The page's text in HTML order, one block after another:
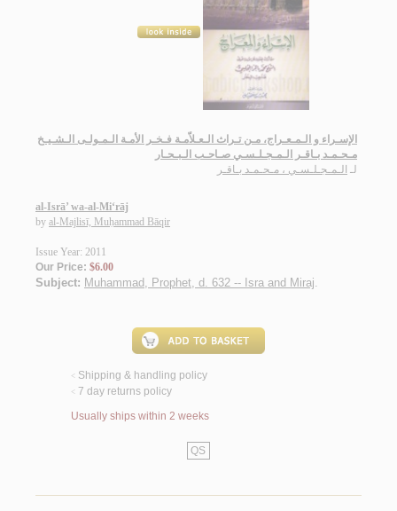
الإسـراء و الـمـعـراج، مـن تـراث الـعـلاّمـة فـخـر الأمـة الـمـولـى الـشـيـخ
مـحـمـد بـاقـر الـمـجـلـسـي صـاحـب الـبـحـار
لـ الـمـجـلـسـي ، مـحـمـد بـاقـر
al-Isrā’ wa-al-Mi‘rāj
by al-Majlisī, Muḥammad Bāqir
Issue Year: 2011
Our Price: $6.00
Subject: Muhammad, Prophet, d. 632 -- Isra and Miraj.
< Shipping & handling policy
< 7 day returns policy
Usually ships within 2 weeks
QS